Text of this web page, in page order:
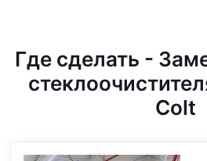
Где сделать -
Colt